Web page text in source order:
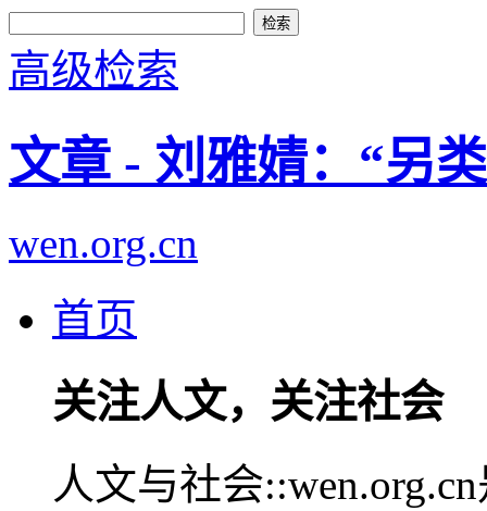
高级检索
文章 - 刘雅婧：“另
wen.org.cn
首页
关注人文，关注社会
人文与社会